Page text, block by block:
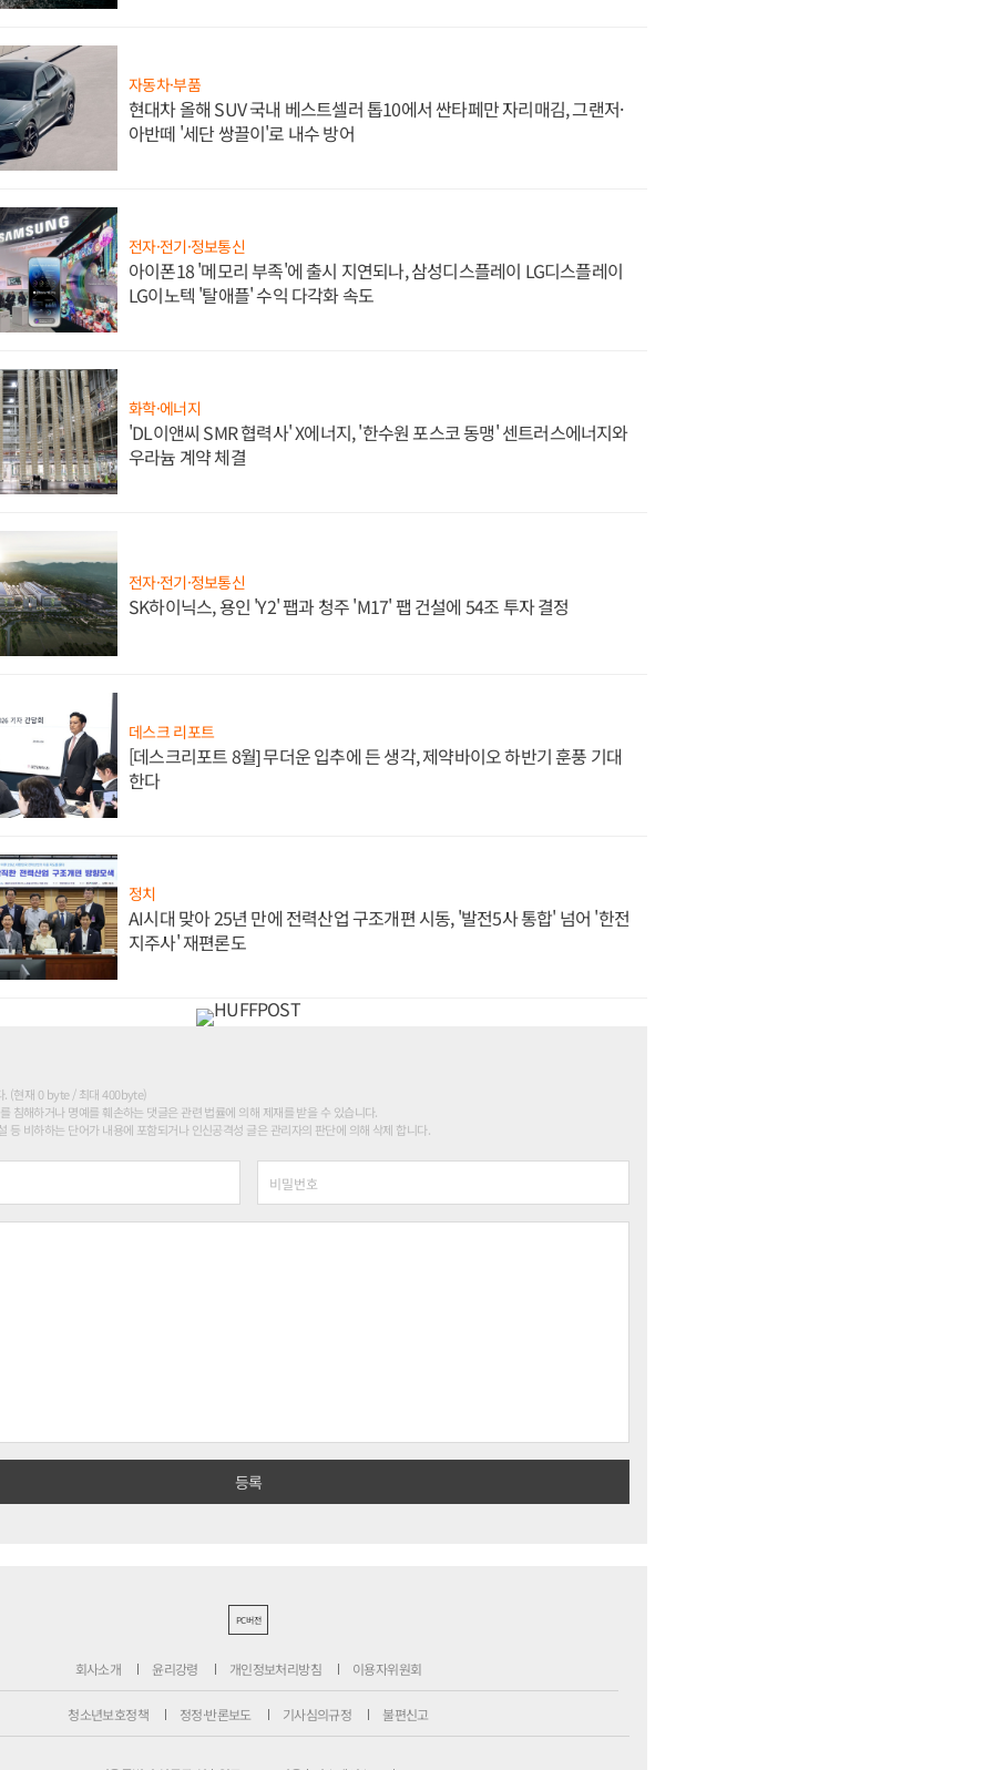
자동차·부품
현대차 올해 SUV 국내 베스트셀러 톱10에서 싼타페만 자리매김, 그랜저·
아반떼 '세단 쌍끌이'로 내수 방어
전자·전기·정보통신
아이폰18 '메모리 부족'에 출시 지연되나, 삼성디스플레이 LG디스플레이
LG이노텍 '탈애플' 수익 다각화 속도
화학·에너지
'DL이앤씨 SMR 협력사' X에너지, '한수원 포스코 동맹' 센트러스에너지와
우라늄 계약 체결
전자·전기·정보통신
SK하이닉스, 용인 'Y2' 팹과 청주 'M17' 팹 건설에 54조 투자 결정
데스크 리포트
[데스크리포트 8월] 무더운 입추에 든 생각, 제약바이오 하반기 훈풍 기대
한다
정치
AI시대 맞아 25년 만에 전력산업 구조개편 시동, '발전5사 통합' 넘어 '한전
지주사' 재편론도
. (현재 0 byte / 최대 400byte)
침해하거나 명예를 훼손하는 댓글은 관련 법률에 의해 제재를 받을 수 있습니다.
등 비하하는 단어가 내용에 포함되거나 인신공격성 글은 관리자의 판단에 의해 삭제 합니다.
PC버전
회사소개 윤리강령 개인정보처리방침 이용자위원회
청소년보호정책 정정·반론보도 기사심의규정 불편신고